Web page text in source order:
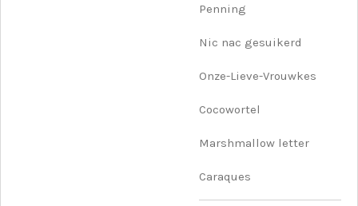
Penning
Nic nac gesuikerd
Onze-Lieve-Vrouwkes
Cocowortel
Marshmallow letter
Caraques